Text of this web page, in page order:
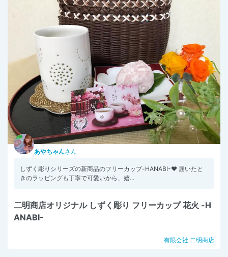
あやちゃんさん
しずく彫りシリーズの新商品のフリーカップ-HANABI-❤️ 届いたと
きのラッピングも丁寧で可愛いから、嬉...
二明商店オリジナル しずく彫り フリーカップ 花火 -H
ANABI-
有限会社 二明商店